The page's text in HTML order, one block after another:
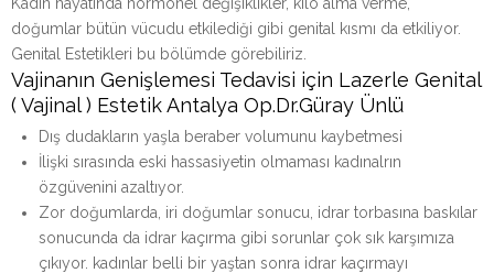
doğumlar bütün vücudu etkilediği gibi genital kısmı da etkiliyor.
Genital Estetikleri bu bölümde görebiliriz.
Vajinanın Genişlemesi Tedavisi için Lazerle Genital
( Vajinal ) Estetik Antalya Op.Dr.Güray Ünlü
Dış dudakların yaşla beraber volumunu kaybetmesi
İlişki sırasında eski hassasiyetin olmaması kadınalrın
özgüvenini azaltıyor.
Zor doğumlarda, iri doğumlar sonucu, idrar torbasına baskılar
sonucunda da idrar kaçırma gibi sorunlar çok sık karşımıza
çıkıyor. kadınlar belli bir yaştan sonra idrar kaçırmayı